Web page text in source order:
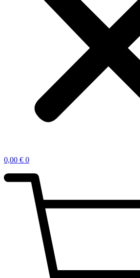
0,00 € 0